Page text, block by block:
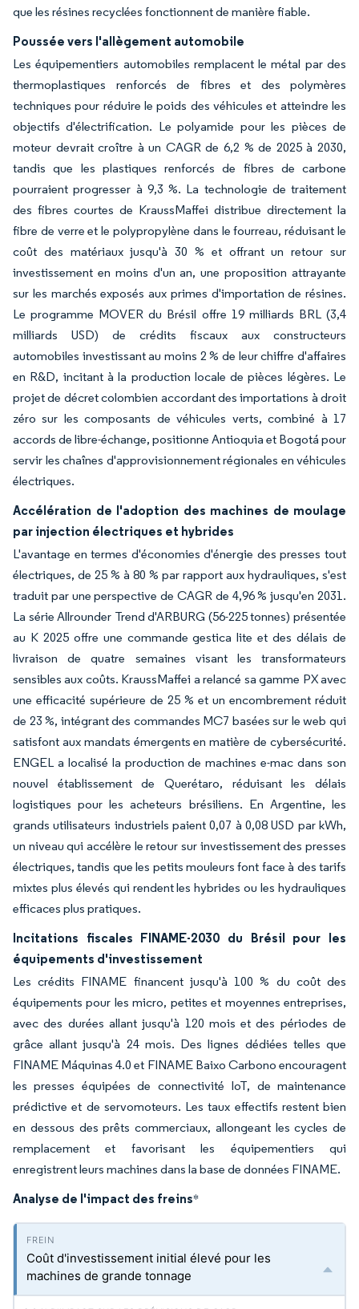
que les résines recyclées fonctionnent de manière fiable.
Poussée vers l'allègement automobile
Les équipementiers automobiles remplacent le métal par des
thermoplastiques renforcés de fibres et des polymères
techniques pour réduire le poids des véhicules et atteindre les
objectifs d'électrification. Le polyamide pour les pièces de
moteur devrait croître à un CAGR de 6,2 % de 2025 à 2030,
tandis que les plastiques renforcés de fibres de carbone
pourraient progresser à 9,3 %. La technologie de traitement
des fibres courtes de KraussMaffei distribue directement la
fibre de verre et le polypropylène dans le fourreau, réduisant le
coût des matériaux jusqu'à 30 % et offrant un retour sur
investissement en moins d'un an, une proposition attrayante
sur les marchés exposés aux primes d'importation de résines.
Le programme MOVER du Brésil offre 19 milliards BRL (3,4
milliards USD) de crédits fiscaux aux constructeurs
automobiles investissant au moins 2 % de leur chiffre d'affaires
en R&D, incitant à la production locale de pièces légères. Le
projet de décret colombien accordant des importations à droit
zéro sur les composants de véhicules verts, combiné à 17
accords de libre-échange, positionne Antioquia et Bogotá pour
servir les chaînes d'approvisionnement régionales en véhicules
électriques.
Accélération de l'adoption des machines de moulage
par injection électriques et hybrides
L'avantage en termes d'économies d'énergie des presses tout
électriques, de 25 % à 80 % par rapport aux hydrauliques, s'est
traduit par une perspective de CAGR de 4,96 % jusqu'en 2031.
La série Allrounder Trend d'ARBURG (56-225 tonnes) présentée
au K 2025 offre une commande gestica lite et des délais de
livraison de quatre semaines visant les transformateurs
sensibles aux coûts. KraussMaffei a relancé sa gamme PX avec
une efficacité supérieure de 25 % et un encombrement réduit
de 23 %, intégrant des commandes MC7 basées sur le web qui
satisfont aux mandats émergents en matière de cybersécurité.
ENGEL a localisé la production de machines e-mac dans son
nouvel établissement de Querétaro, réduisant les délais
logistiques pour les acheteurs brésiliens. En Argentine, les
grands utilisateurs industriels paient 0,07 à 0,08 USD par kWh,
un niveau qui accélère le retour sur investissement des presses
électriques, tandis que les petits mouleurs font face à des tarifs
mixtes plus élevés qui rendent les hybrides ou les hydrauliques
efficaces plus pratiques.
Incitations fiscales FINAME-2030 du Brésil pour les
équipements d'investissement
Les crédits FINAME financent jusqu'à 100 % du coût des
équipements pour les micro, petites et moyennes entreprises,
avec des durées allant jusqu'à 120 mois et des périodes de
grâce allant jusqu'à 24 mois. Des lignes dédiées telles que
FINAME Máquinas 4.0 et FINAME Baixo Carbono encouragent
les presses équipées de connectivité IoT, de maintenance
prédictive et de servomoteurs. Les taux effectifs restent bien
en dessous des prêts commerciaux, allongeant les cycles de
remplacement et favorisant les équipementiers qui
enregistrent leurs machines dans la base de données FINAME.
Analyse de l'impact des freins*
Coût d'investissement initial élevé pour les
machines de grande tonnage